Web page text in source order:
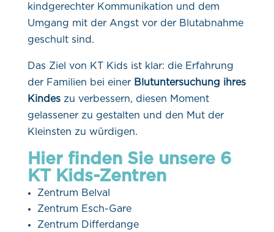
kindgerechter Kommunikation und dem
Umgang mit der Angst vor der Blutabnahme
geschult sind.
Das Ziel von KT Kids ist klar: die Erfahrung
der Familien bei einer Blutuntersuchung ihres
Kindeszu verbessern, diesen Moment
gelassener zu gestalten und den Mut der
Kleinsten zu würdigen.
Hier finden Sie unsere 6
KT Kids-Zentren
Zentrum Belval
Zentrum Esch-Gare
Zentrum Differdange